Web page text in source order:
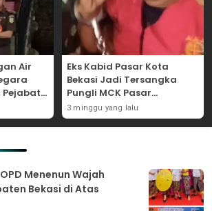
Air
Pejabat
Eks Kabid Pasar Kota
Bekasi Jadi Tersangka
Pungli MCK Pasar
Bantargebang
3 minggu yang lalu
Menenun Wajah
Bekasi di Atas